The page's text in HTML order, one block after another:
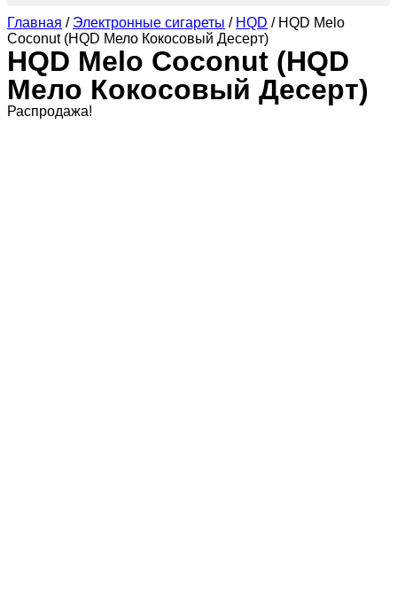
Главная / Электронные сигареты / HQD / HQD Melo
Coconut (HQD Мело Кокосовый Десерт)
HQD Melo Coconut (HQD
Мело Кокосовый Десерт)
Распродажа!